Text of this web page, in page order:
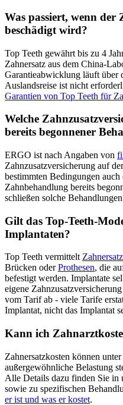
Was passiert, wenn der
beschädigt wird?
Top Teeth gewährt bis zu 4
Zahnersatz aus dem China-
Garantieabwicklung läuft über
Auslandsreise ist nicht
Garantien von Top Teeth für
Welche
bereits begonnener
ERGO ist nach Angaben von
Zahnzusatzversicherung auf
bestimmten Bedingungen
Zahnbehandlung bereits
schließen solche
Gilt das Top-Teeth-
Implantaten?
Top Teeth vermittelt
Brücken oderProthesen, die
befestigt werden. Implantate
eigene
vom Tarif ab - viele Tarife
Implantat, nicht das Implantat
Kann ich
Zahnersatzkosten können
außergewöhnliche Belastung
Alle Details dazu finden Sie in
sowie zu spezifischen
er ist und was er kostet.